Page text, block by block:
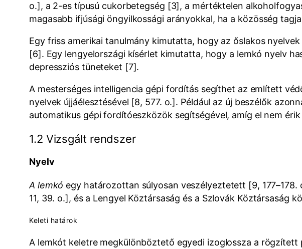
o.], a 2-es típusú cukorbetegség [3], a mértéktelen
magasabb ifjúsági öngyilkossági arányokkal, ha a közösség
Egy friss amerikai tanulmány kimutatta, hogy az őslakos
[6]. Egy lengyelországi kísérlet kimutatta, hogy a lemkó nyelv
depressziós tüneteket [7].
A mesterséges intelligencia gépi fordítás segíthet az említett
nyelvek újjáélesztésével [8, 577. o.]. Például az új beszélők
automatikus gépi fordítóeszközök segítségével, amíg el nem
1.2 Vizsgált rendszer
Nyelv
A lemkó egy határozottan súlyosan veszélyeztetett [9,
11, 39. o.], és a Lengyel Köztársaság és a Szlovák Köztársaság
Keleti határok
A lemkót keletre megkülönböztető egyedi izoglossza a